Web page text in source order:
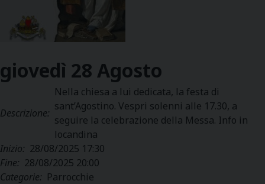
giovedì 28 Agosto
Descrizione:
Nella chiesa a lui dedicata, la festa di
sant’Agostino. Vespri solenni alle 17.30, a
seguire la celebrazione della Messa. Info in
locandina
Inizio: 28/08/2025 17:30
Fine: 28/08/2025 20:00
Categorie: Parrocchie